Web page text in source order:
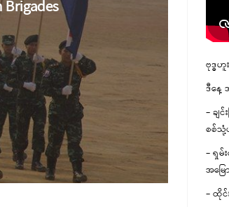
ဗုဒ္ဓ
ဒီနေ့
– ချ
စစ်သုံ့
– ရှ
အမြ
– ထို